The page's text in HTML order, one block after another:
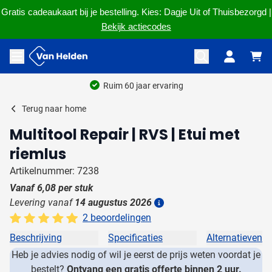
Gratis cadeaukaart bij je bestelling. Kies: Dagje Uit of Thuisbezorgd |
Bekijk actiecodes
Ga naar de inhoud
Menu openen
Ruim 60 jaar ervaring
Terug naar home
Multitool Repair | RVS | Etui met
riemlus
Artikelnummer: 7238
Vanaf6,08 per stuk
Levering vanaf 14 augustus 2026
2 beoordelingen
Beschrijving
Specificaties
Alternatieven
Heb je advies nodig of wil je eerst de prijs weten voordat je
bestelt? Ontvang een gratis offerte binnen 2 uur.